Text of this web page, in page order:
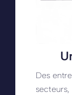
Des